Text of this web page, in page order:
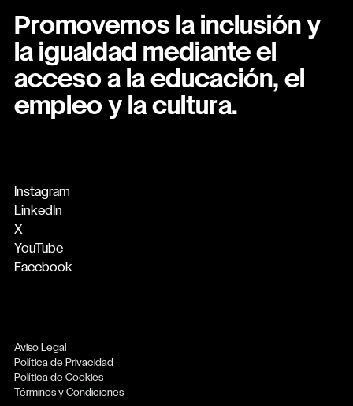
Promovemos la inclusión y
la igualdad mediante el
acceso a la educación, el
empleo y la cultura.
Instagram
LinkedIn
X
YouTube
Facebook
Aviso Legal
Política de Privacidad
Política de Cookies
Términos y Condiciones